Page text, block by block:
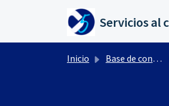
Inicio Base de conocimientos